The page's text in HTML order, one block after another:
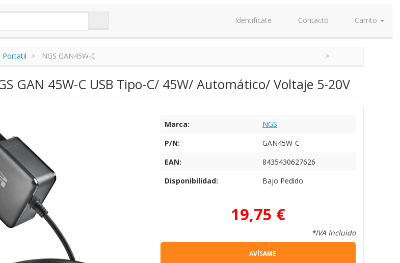
Identifícate Contacto Carrito
Portatil NGS GAN45W-C
GAN 45W-C USB Tipo-C/ 45W/ Automático/ Voltaje 5-20V
Marca:
NGS
P/N:
GAN45W-C
EAN:
8435430627626
Disponibilidad:
Bajo Pedido
19,75 €
*IVA Incluido
AVÍSAME